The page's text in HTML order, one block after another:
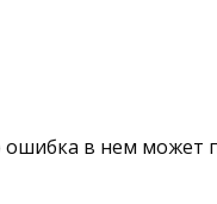
в нем может